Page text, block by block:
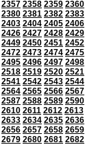
2357 2358 2359 2360
2380 2381 2382 2383
2403 2404 2405 2406
2426 2427 2428 2429
2449 2450 2451 2452
2472 2473 2474 2475
2495 2496 2497 2498
2518 2519 2520 2521
2541 2542 2543 2544
2564 2565 2566 2567
2587 2588 2589 2590
2610 2611 2612 2613
2633 2634 2635 2636
2656 2657 2658 2659
2679 2680 2681 2682